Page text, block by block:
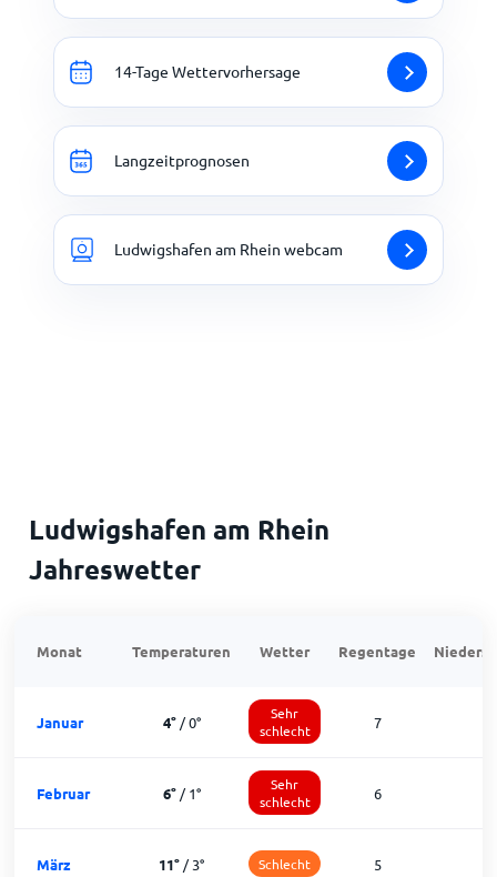
14-Tage Wettervorhersage
Langzeitprognosen
Ludwigshafen am Rhein webcam
Ludwigshafen am Rhein
Jahreswetter
Monat Temperaturen Wetter Regentage
Januar 4°/0°
Sehr
schlecht
7
Februar 6°/1°
Sehr
schlecht
6
März 11° /3° Schlecht 5